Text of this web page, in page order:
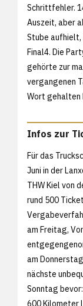
Schrittfehler.
Auszeit, aber
Stube aufhielt,
Final4. Die
gehörte zur
vergangenen
Wort gehalten
Infos zur
Für das
Juni in der
THW Kiel von
rund 500
am Freitag,
am
nächste
Sonntag
600 Kilometer